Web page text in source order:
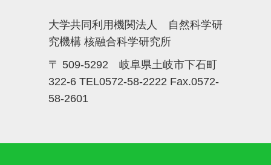
大学共同利用機関法人 自然科学研
究機構 核融合科学研究所
〒 509-5292 岐阜県土岐市下石町
322-6 TEL0572-58-2222 Fax.0572-
58-2601